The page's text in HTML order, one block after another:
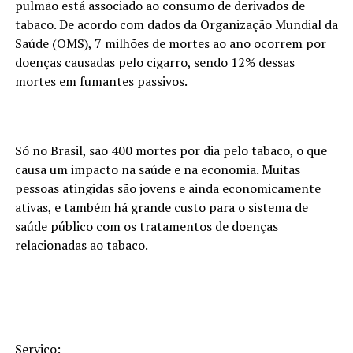
pulmão está associado ao consumo de derivados de
tabaco. De acordo com dados da Organização Mundial da
Saúde (OMS), 7 milhões de mortes ao ano ocorrem por
doenças causadas pelo cigarro, sendo 12% dessas
mortes em fumantes passivos.
Só no Brasil, são 400 mortes por dia pelo tabaco, o que
causa um impacto na saúde e na economia. Muitas
pessoas atingidas são jovens e ainda economicamente
ativas, e também há grande custo para o sistema de
saúde público com os tratamentos de doenças
relacionadas ao tabaco.
Serviço: